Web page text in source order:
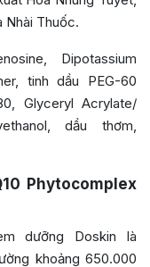
Nhài Thuốc.
Dipotassium
tinh dầu PEG-60
Glyceryl Acrylate/
dầu thơm,
Phytocomplex
dưỡng Doskin là
khoảng 650.000